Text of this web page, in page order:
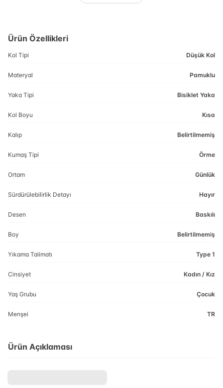
Ürün Özellikleri
Kol Tipi Düşük Kol
Materyal Pamuklu
Yaka Tipi Bisiklet Yaka
Kol Boyu Kısa
Kalıp Belirtilmemiş
Kumaş Tipi Örme
Ortam Günlük
Sürdürülebilirlik Detayı Hayır
Desen Baskılı
Boy Belirtilmemiş
Yıkama Talimatı Type 1
Cinsiyet Kadın / Kız
Yaş Grubu Çocuk
Menşei TR
Ürün Açıklaması